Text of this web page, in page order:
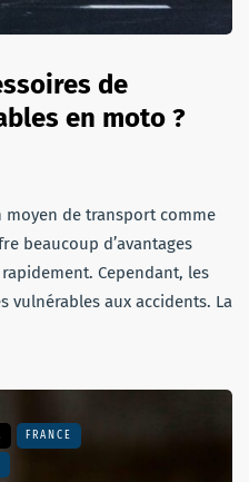
de
en moto ?
moyen de transport comme
beaucoup d’avantages
Cependant, les
vulnérables aux accidents. La
FRANCE